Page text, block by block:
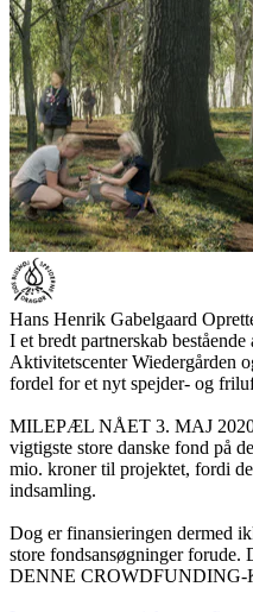
Hans Henrik Gabelgaard
I et bredt partnerskab
Aktivitetscenter Wiedergården
fordel for et nyt spejder- og
MILEPÆL NÅET 3. MAJ 2020
vigtigste store danske fond på
mio. kroner til projektet, fordi
indsamling.
Dog er finansieringen dermed
store fondsansøgninger
DENNE CROWDFUNDING-